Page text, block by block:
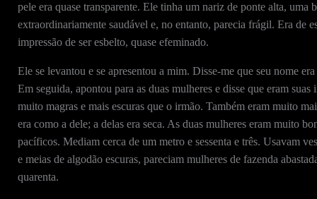
pele era quase transparente. Ele tinha um nariz de ponte alta, uma
extraordinariamente saudável e, no entanto, parecia frágil. Era de
impressão de ser esbelto, quase efeminado.
Ele se levantou e se apresentou a mim. Disse-me que seu nome
Em seguida, apontou para as duas mulheres e disse que eram
muito magras e mais escuras que o irmão. Também eram muito
era como a dele; a delas era seca. As duas mulheres eram muito
pacíficos. Mediam cerca de um metro e sessenta e três. Usavam
e meias de algodão escuras, pareciam mulheres de fazenda
quarenta.